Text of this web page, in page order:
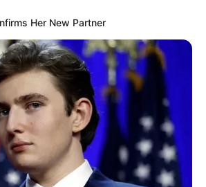
előtte.
több százan idézték fel a
fénykorát, a ’70-es évek
az esteket, amikor Zoltán hangja
a fiatalságot. Egy helyi
Zolikám! Mennyi boldog,
Her New Partner